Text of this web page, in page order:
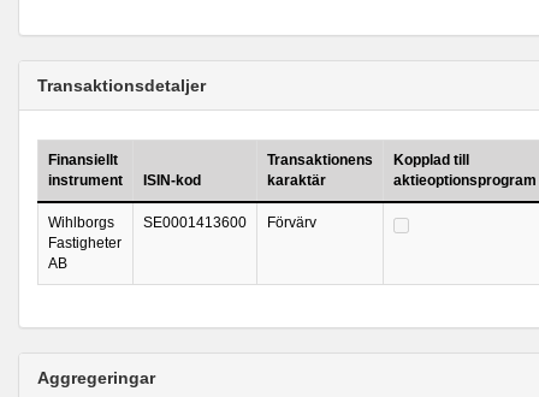
Transaktionsdetaljer
Finansiellt
instrument
ISIN-kod
Transaktionens
karaktär
Kopplad till
aktieoptionsprogram
Wihlborgs
Fastigheter
AB
SE0001413600 Förvärv
Aggregeringar